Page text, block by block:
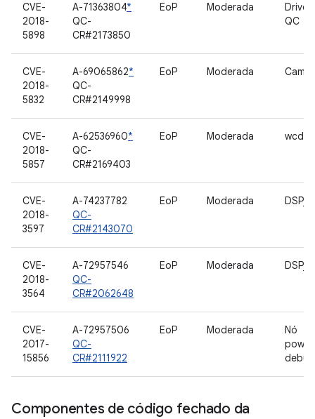
CVE-
2018-
5898
A-71363804*
QC-
CR#2173850
EoP Moderada
Driver
QC
CVE-
2018-
5832
A-69065862*
QC-
CR#2149998
EoP Moderada
CVE-
2018-
5857
A-62536960*
QC-
CR#2169403
EoP Moderada
CVE-
2018-
3597
A-74237782
QC-
CR#2143070
EoP Moderada
CVE-
2018-
3564
A-72957546
QC-
CR#2062648
EoP Moderada
CVE-
2017-
15856
A-72957506
QC-
CR#2111922
EoP Moderada
Nó
Componentes de código fechado da